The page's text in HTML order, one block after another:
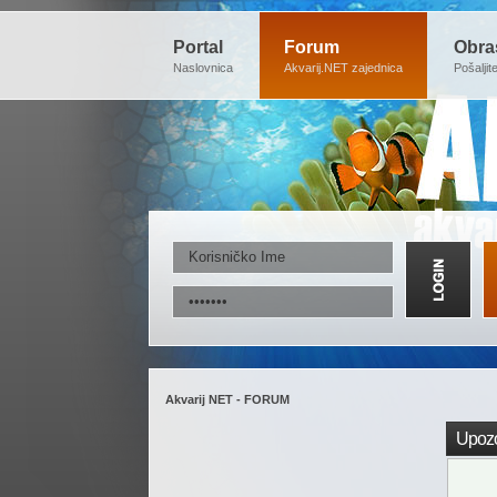
Portal
Naslovnica
Forum
Akvarij.NET zajednica
Akvarij NET - FORUM